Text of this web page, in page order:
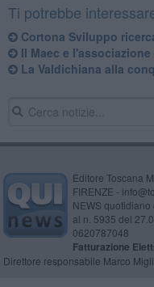
Ti potrebbe
Cortona Sviluppo
Il Maec e
La Valdichiana alla
Editore Toscana
FIRENZE -
NEWS
al n. 5935 del
0620787048
Fatturazione
Direttore responsabile Marco Migli